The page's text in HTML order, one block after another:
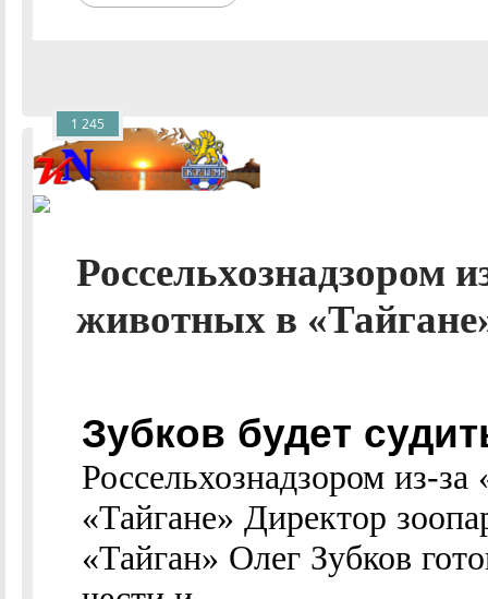
Россельхознадзором
животных в
Зубков будет
Россельхознадзором из-
«Тайгане» Директор
«Тайган» Олег Зубков
1 245